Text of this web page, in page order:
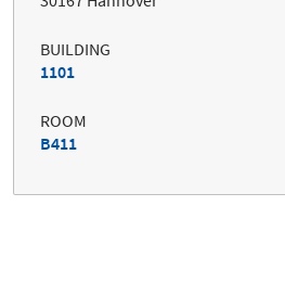
BUILDING
1101
ROOM
B411